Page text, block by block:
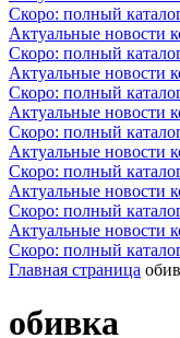
Скоро: полный
Актуальные новости
Скоро: полный
Актуальные новости
Скоро: полный
Актуальные новости
Скоро: полный
Актуальные новости
Скоро: полный
Актуальные новости
Скоро: полный
Актуальные новости
Скоро: полный
Главная страница
обивка